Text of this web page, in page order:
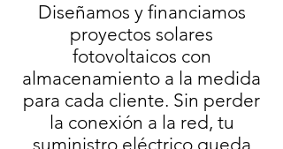
Diseñamos y financiamos
proyectos solares
fotovoltaicos con
almacenamiento a la medida
para cada cliente. Sin perder
la conexión a la red, tu
suministro eléctrico queda